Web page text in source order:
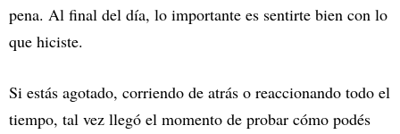
pena. Al final del día, lo importante es sentirte bien con lo
que hiciste.
Si estás agotado, corriendo de atrás o reaccionando todo el
tiempo, tal vez llegó el momento de probar cómo podés